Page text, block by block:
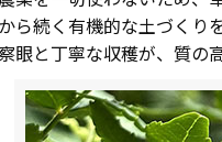
から続く有機的な土づくり
眼と丁寧な収穫が、質の